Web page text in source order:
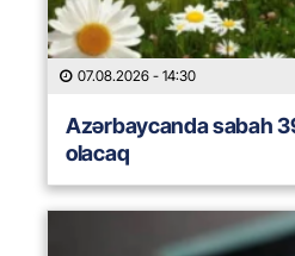
07.08.2026 - 14:30
Azərbaycanda sabah
olacaq